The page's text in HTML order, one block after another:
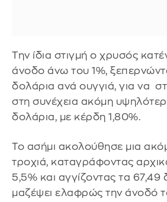
Την ίδια στιγμή ο χρυσός
άνοδο άνω του 1%,
δολάρια ανά ουγγιά, για να
στη συνέχεια ακόμη
δολάρια, με κέρδη 1,80%.
Το ασήμι ακολούθησε μια
τροχιά, καταγράφοντας
5,5% και αγγίζοντας τα
μαζέψει ελαφρώς την άνοδό